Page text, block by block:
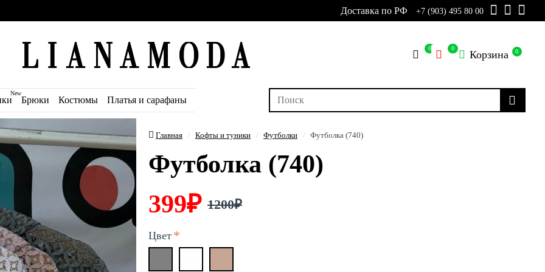
Доставка по РФ +7 (903) 495 80 00
0 0 Корзина 0
New
Брюки Костюмы Платья и сарафаны
Главная Кофты и туники Футболки Футболка (740)
Футболка (740)
399₽ 1200₽
Цвет